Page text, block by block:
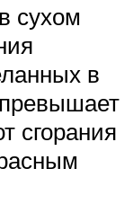
сухом
в
сгорания